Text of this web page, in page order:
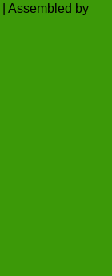
| Assembled by